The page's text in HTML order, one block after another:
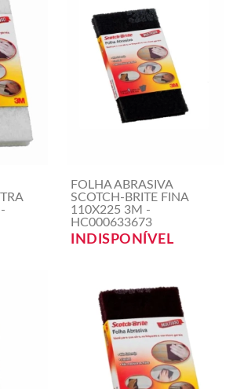
FOLHA ABRASIVA
SCOTCH-BRITE FINA
110X225 3M -
HC000633673
INDISPONÍVEL